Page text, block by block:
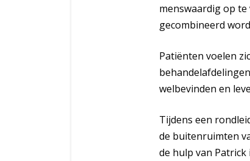
menswaardig op
gecombineerd
Patiënten voelen
welbevinden en
Tijdens een
de buitenruimten
de hulp van